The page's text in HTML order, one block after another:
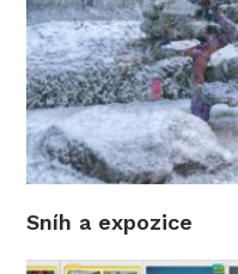
Sníh a expozice